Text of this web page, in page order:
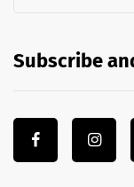
Subscribe